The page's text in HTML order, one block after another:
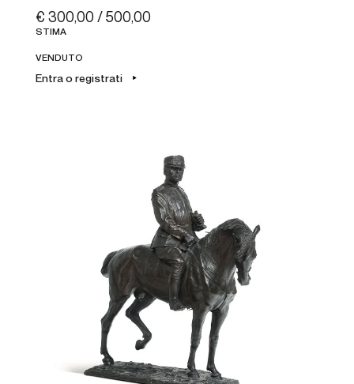
€ 300,00 / 500,00
STIMA
VENDUTO
Entra o registrati